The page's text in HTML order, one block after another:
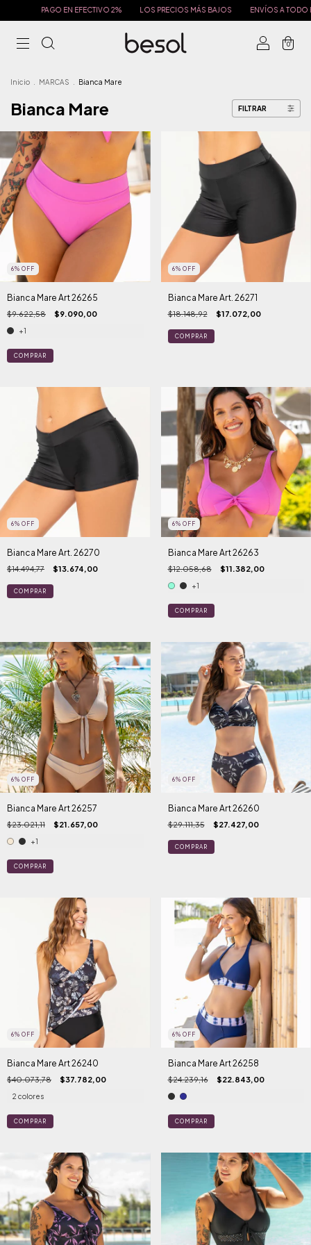
EFECTIVO 2% LOS PRECIOS MÁS BAJOS ENVÍOS A TODO EL PAÍS PAGO
0
Inicio MARCAS Bianca Mare
Bianca Mare FILTRAR
6% OFF
Bianca Mare Art 26265
$9.622,58 $9.090,00
+1
COMPRAR
6% OFF
Bianca Mare Art. 26271
$18.148,92 $17.072,00
COMPRAR
6% OFF
Bianca Mare Art. 26270
$14.494,77 $13.674,00
COMPRAR
6% OFF
Bianca Mare Art 26263
$12.058,68 $11.382,00
+1
COMPRAR
6% OFF
Bianca Mare Art 26257
$23.021,11 $21.657,00
+1
COMPRAR
6% OFF
Bianca Mare Art 26260
$29.111,35 $27.427,00
COMPRAR
6% OFF
Bianca Mare Art 26240
$40.073,78 $37.782,00
2 colores
COMPRAR
6% OFF
Bianca Mare Art 26258
$24.239,16 $22.843,00
COMPRAR